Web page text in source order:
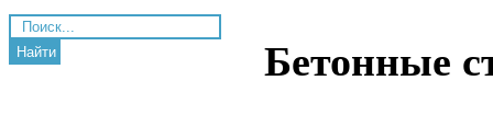
Найти Бетонные